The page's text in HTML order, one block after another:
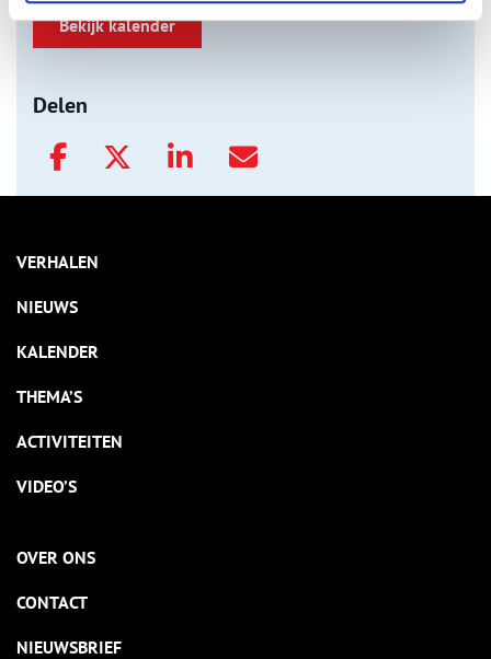
Bekijk kalender
Delen
VERHALEN
NIEUWS
KALENDER
THEMA’S
ACTIVITEITEN
VIDEO’S
OVER ONS
CONTACT
NIEUWSBRIEF